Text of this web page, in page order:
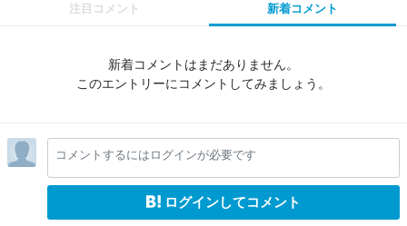
注目コメント 新着コメント
新着コメントはまだありません。
このエントリーにコメントしてみましょう。
コメントするにはログインが必要です
ログインしてコメント